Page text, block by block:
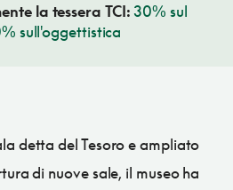
la tessera TCI:30% sul
sull'oggettistica
detta del Tesoro e ampliato
di nuove sale, il museo ha